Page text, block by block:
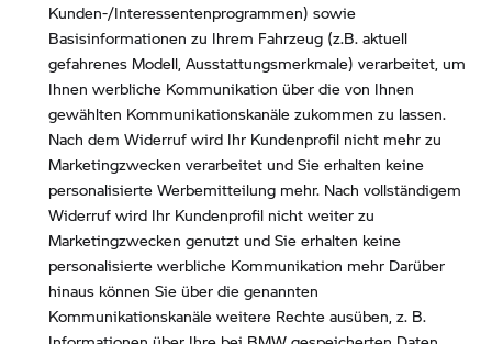
Kunden-/Interessentenprogrammen) sowie
Basisinformationen zu Ihrem Fahrzeug (z.B. aktuell
gefahrenes Modell, Ausstattungsmerkmale) verarbeitet, um
Ihnen werbliche Kommunikation über die von Ihnen
gewählten Kommunikationskanäle zukommen zu lassen.
Nach dem Widerruf wird Ihr Kundenprofil nicht mehr zu
Marketingzwecken verarbeitet und Sie erhalten keine
personalisierte Werbemitteilung mehr. Nach vollständigem
Widerruf wird Ihr Kundenprofil nicht weiter zu
Marketingzwecken genutzt und Sie erhalten keine
personalisierte werbliche Kommunikation mehr Darüber
hinaus können Sie über die genannten
Kommunikationskanäle weitere Rechte ausüben, z. B.